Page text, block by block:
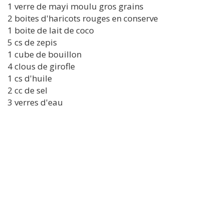
1 verre de mayi moulu gros grains
2 boites d'haricots rouges en conserve
1 boite de lait de coco
5 cs de zepis
1 cube de bouillon
4 clous de girofle
1 cs d'huile
2 cc de sel
3 verres d'eau